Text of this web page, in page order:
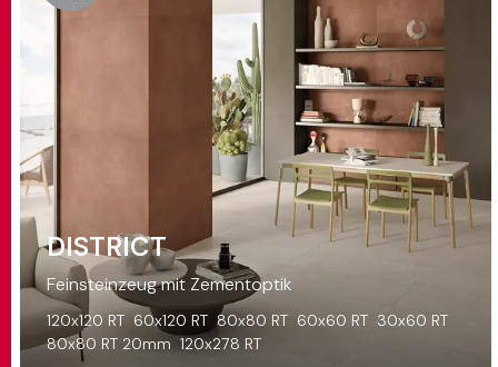
DISTRICT
Feinsteinzeug mit Zementoptik
120x120 RT 60x120 RT 80x80 RT 60x60 RT 30x60 RT
80x80 RT 20mm 120x278 RT